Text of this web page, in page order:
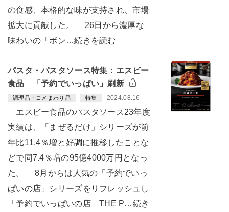
の食感、本格的な味が支持され、市場
拡大に貢献した。 26日から濃厚な
味わいの「ボン…続きを読む
パスタ・パスタソース特集：エスビー
食品 「予約でいっぱい」刷新
調理品・コメまわり品 特集 2024.08.16
エスビー食品のパスタソース23年度
実績は、「まぜるだけ」シリーズが前
年比11.4％増と好調に推移したことな
どで同7.4％増の95億4000万円となっ
た。 8月からは人気の「予約でいっ
ぱいの店」シリーズをリフレッシュし
「予約でいっぱいの店 THE P…続き